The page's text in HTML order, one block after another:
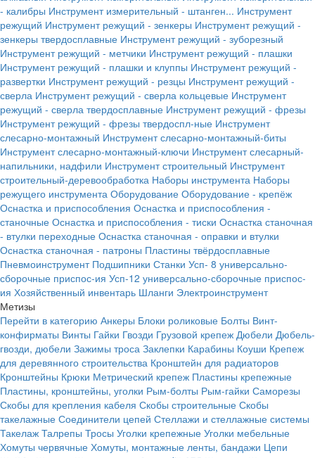
- калибры Инструмент измерительный - штанген... Инструмент
режущий Инструмент режущий - зенкеры Инструмент режущий -
зенкеры твердосплавные Инструмент режущий - зуборезный
Инструмент режущий - метчики Инструмент режущий - плашки
Инструмент режущий - плашки и клуппы Инструмент режущий -
развертки Инструмент режущий - резцы Инструмент режущий -
сверла Инструмент режущий - сверла кольцевые Инструмент
режущий - сверла твердосплавные Инструмент режущий - фрезы
Инструмент режущий - фрезы твердоспл-ные Инструмент
слесарно-монтажный Инструмент слесарно-монтажный-биты
Инструмент слесарно-монтажный-ключи Инструмент слесарный-
напильники, надфили Инструмент строительный Инструмент
строительный-деревообработка Наборы инструмента Наборы
режущего инструмента Оборудование Оборудование - крепёж
Оснастка и приспособления Оснастка и приспособления -
станочные Оснастка и приспособления - тиски Оснастка станочная
- втулки переходные Оснастка станочная - оправки и втулки
Оснастка станочная - патроны Пластины твёрдосплавные
Пневмоинструмент Подшипники Станки Усп- 8 универсально-
сборочные приспос-ия Усп-12 универсально-сборочные приспос-
ия Хозяйственный инвентарь Шланги Электроинструмент
Метизы
Перейти в категорию Анкеры Блоки роликовые Болты Винт-
конфирматы Винты Гайки Гвозди Грузовой крепеж Дюбели Дюбель-
гвозди, дюбели Зажимы троса Заклепки Карабины Коуши Крепеж
для деревянного строительства Кронштейн для радиаторов
Кронштейны Крюки Метрический крепеж Пластины крепежные
Пластины, кронштейны, уголки Рым-болты Рым-гайки Саморезы
Скобы для крепления кабеля Скобы строительные Скобы
такелажные Соединители цепей Стеллажи и стеллажные системы
Такелаж Талрепы Тросы Уголки крепежные Уголки мебельные
Хомуты червячные Хомуты, монтажные ленты, бандажи Цепи